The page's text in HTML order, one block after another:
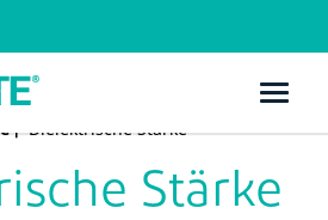
Dielektrische Stärke
Stärke